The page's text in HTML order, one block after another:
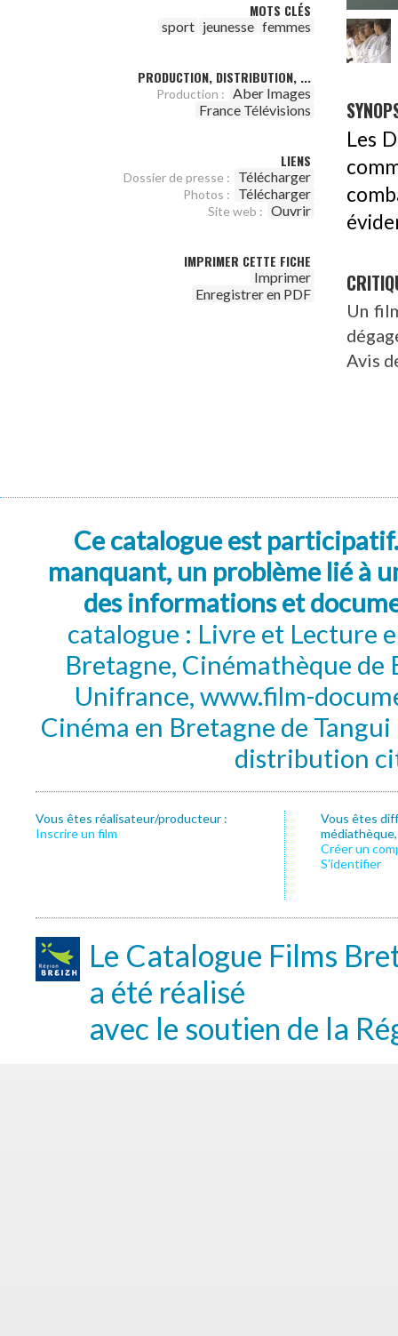
MOTS CLÉS
sport jeunesse femmes
PRODUCTION, DISTRIBUTION, ...
Production : Aber Images
France Télévisions
LIENS
Dossier de presse : Télécharger
Photos : Télécharger
Site web : Ouvrir
IMPRIMER CETTE FICHE
Imprimer
Enregistrer en PDF
Les
Un
Avis
Ce catalogue est
manquant, un problème lié à
des informations et
catalogue : Livre et Lecture
Bretagne, Cinémathèque de
Unifrance, www.film-
Cinéma en Bretagne de
distribution
Vous êtes réalisateur/producteur :
Inscrire un film
Vous êtes
Créer un
S’identifier
Le Catalogue Films
a été réalisé
avec le soutien de la